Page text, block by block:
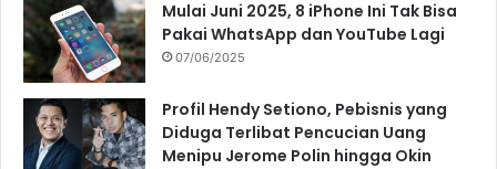
Mulai Juni 2025, 8 iPhone Ini Tak Bisa
Pakai WhatsApp dan YouTube Lagi
07/06/2025
Profil Hendy Setiono, Pebisnis yang
Diduga Terlibat Pencucian Uang
Menipu Jerome Polin hingga Okin